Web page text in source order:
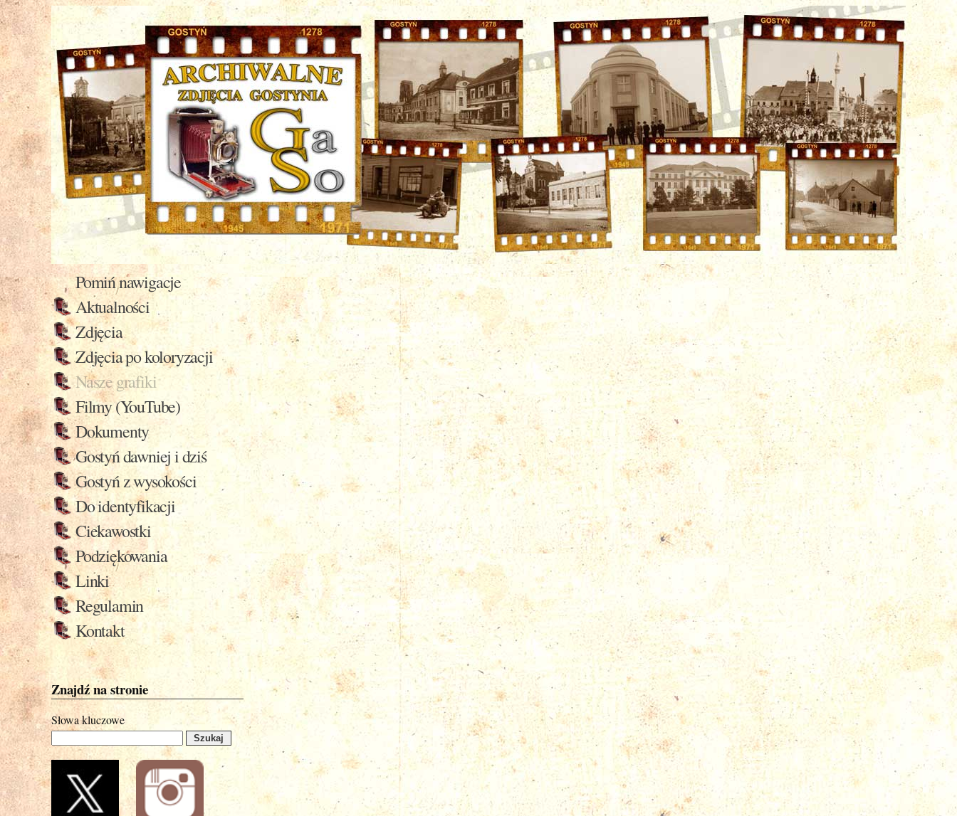
Pomiń nawigacje
Aktualności
Zdjęcia
Zdjęcia po koloryzacji
Nasze grafiki
Filmy (YouTube)
Dokumenty
Gostyń dawniej i dziś
Gostyń z wysokości
Do identyfikacji
Ciekawostki
Podziękowania
Linki
Regulamin
Kontakt
Znajdź na stronie
Słowa kluczowe